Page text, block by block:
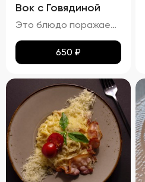
Вок с Говядиной
Это блюдо поражает своими яркими красками и аппетитным видом. Говядина равномерно обжарена до золотистой корочки, а овощи сохраняют свою свежесть и привлекательность. Мягкая, но не переваренная лапша служит идеальной основой для сочетания всех ингредиентов. Кинза и кунжут добавляют завершающий штрих, делая блюдо еще более соблазнительным. Вкус вок с говядиной богат и сбалансирован. Мясо источает насыщенный аромат, болгарский перец привносит сладкие нотки, а устричный и соевый соусы добавляют пикантности. Свежий вкус кинзы подчеркивает гармонию всех компонентов. Аромат блюда завораживает, наполняя пространство нотками чеснока и жареного мяса. Консистенция блюда тоже радует: говядина нежная и сочная, овощи слегка хрустят, а лапша мягкая и эластичная. Цукини сохраняют свою форму и текстуру, добавляя блюду дополнительный объем и разнообразие.
650 ₽